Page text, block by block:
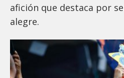
afición que destaca por
alegre.